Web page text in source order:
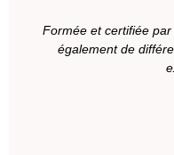
Formée et certifiée par
également de